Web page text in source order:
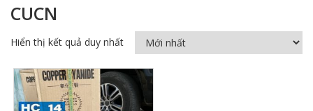
CUCN
Hiển thị kết quả duy nhất